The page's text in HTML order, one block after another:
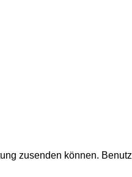
zusenden können.